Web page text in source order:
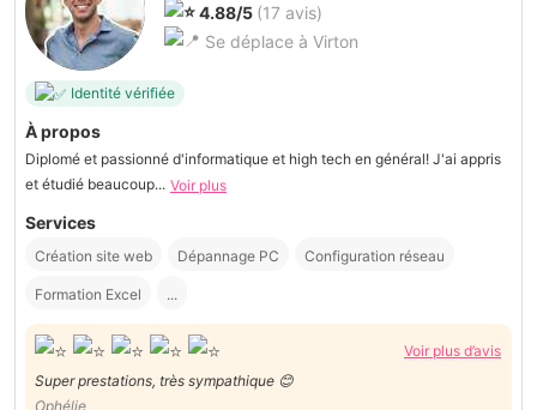
4.88/5 (17 avis)
Se déplace à Virton
Identité vérifiée
À propos
Diplomé et passionné d'informatique et high tech en général! J'ai appris
et étudié beaucoup... Voir plus
Services
Création site web Dépannage PC Configuration réseau
Formation Excel ...
Voir plus d’avis
Super prestations, très sympathique 😊
Ophélie